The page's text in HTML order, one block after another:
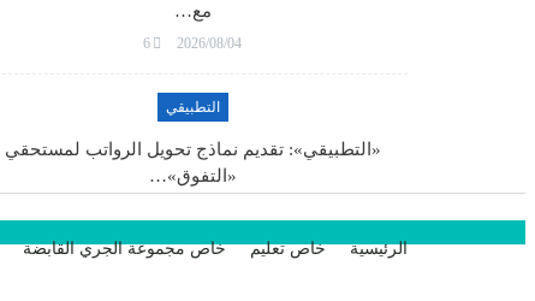
مع…
2026/08/04
6
التطبيقي
«التطبيقي»: تقديم نماذج تحويل الرواتب لمستحقي
«التفوق»…
تحميل المزيد من الأخبار الرئيسية خاص تعليم خاص مجموعة الجري القابضة